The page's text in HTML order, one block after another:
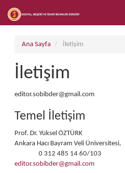
Ana Sayfa İletişim
İletişim
editor.sobibder@gmail.com
Temel İletişim
Prof. Dr. Yüksel ÖZTÜRK
Ankara Hacı Bayram Veli Üniversitesi,
0 312 485 14 60/103
editor.sobibder@gmail.com